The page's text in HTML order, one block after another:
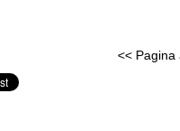
<< Pagina